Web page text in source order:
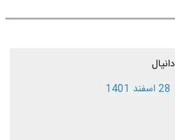
دانیال
28 اسفند 1401